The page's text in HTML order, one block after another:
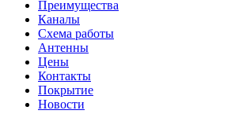
Преимущества
Каналы
Схема работы
Антенны
Цены
Контакты
Покрытие
Новости